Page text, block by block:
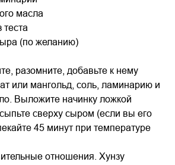
масла
теста
(по желанию)
разомните, добавьте к нему
или мангольд, соль, ламинарию и
Выложите начинку ложкой
сверху сыром (если вы его
45 минут при температуре
отношения. Хунзу